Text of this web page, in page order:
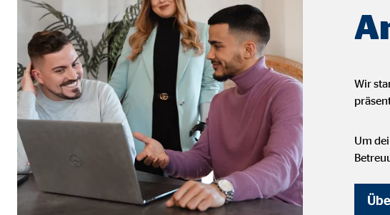
Wir
Um
Cookie Laufzeit:
Statistik Cookies
Statistik Cookies erfassen Informationen anonym. Diese
Google Analytics | Empfänger: OVB, Google Ireland Ltd.
Name: _ga, _gat_UA-
Anbieter: Google Ireland Ltd.